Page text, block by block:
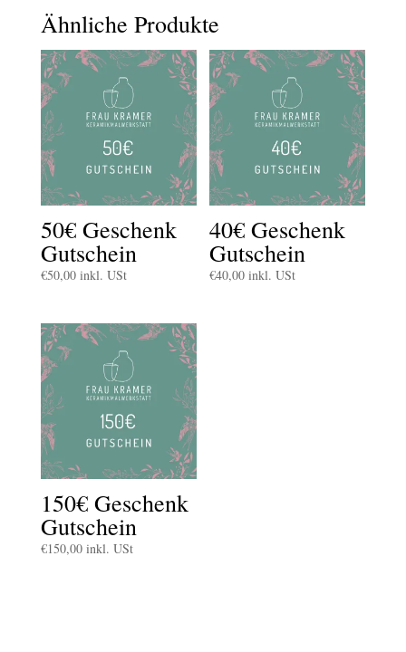
Ähnliche Produkte
50€ Geschenk
Gutschein
€50,00 inkl. USt
40€ Geschenk
Gutschein
€40,00 inkl. USt
150€ Geschenk
Gutschein
€150,00 inkl. USt